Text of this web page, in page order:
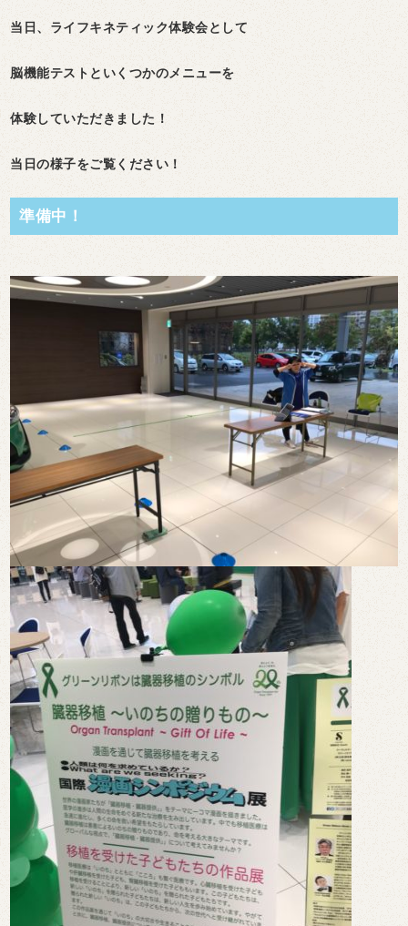
当日、ライフキネティック体験会として
脳機能テストといくつかのメニューを
体験していただきました！
当日の様子をご覧ください！
準備中！